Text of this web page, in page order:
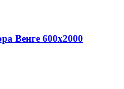
Венге 600х2000